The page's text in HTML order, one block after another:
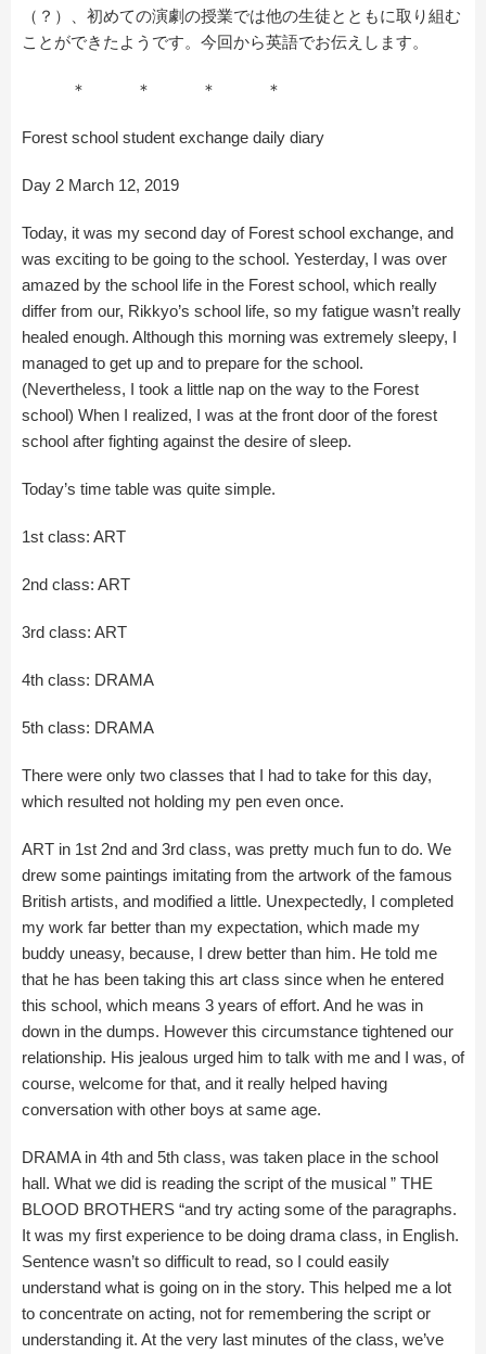
（？）、初めての演劇の授業では他の生徒とともに取り組む
ことができたようです。今回から英語でお伝えします。
＊ ＊ ＊ ＊
Forest school student exchange daily diary
Day 2 March 12, 2019
Today, it was my second day of Forest school exchange, and
was exciting to be going to the school. Yesterday, I was over
amazed by the school life in the Forest school, which really
differ from our, Rikkyo’s school life, so my fatigue wasn’t really
healed enough. Although this morning was extremely sleepy, I
managed to get up and to prepare for the school.
(Nevertheless, I took a little nap on the way to the Forest
school) When I realized, I was at the front door of the forest
school after fighting against the desire of sleep.
Today’s time table was quite simple.
1st class: ART
2nd class: ART
3rd class: ART
4th class: DRAMA
5th class: DRAMA
There were only two classes that I had to take for this day,
which resulted not holding my pen even once.
ART in 1st 2nd and 3rd class, was pretty much fun to do. We
drew some paintings imitating from the artwork of the famous
British artists, and modified a little. Unexpectedly, I completed
my work far better than my expectation, which made my
buddy uneasy, because, I drew better than him. He told me
that he has been taking this art class since when he entered
this school, which means 3 years of effort. And he was in
down in the dumps. However this circumstance tightened our
relationship. His jealous urged him to talk with me and I was, of
course, welcome for that, and it really helped having
conversation with other boys at same age.
DRAMA in 4th and 5th class, was taken place in the school
hall. What we did is reading the script of the musical ” THE
BLOOD BROTHERS “and try acting some of the paragraphs.
It was my first experience to be doing drama class, in English.
Sentence wasn’t so difficult to read, so I could easily
understand what is going on in the story. This helped me a lot
to concentrate on acting, not for remembering the script or
understanding it. At the very last minutes of the class, we’ve